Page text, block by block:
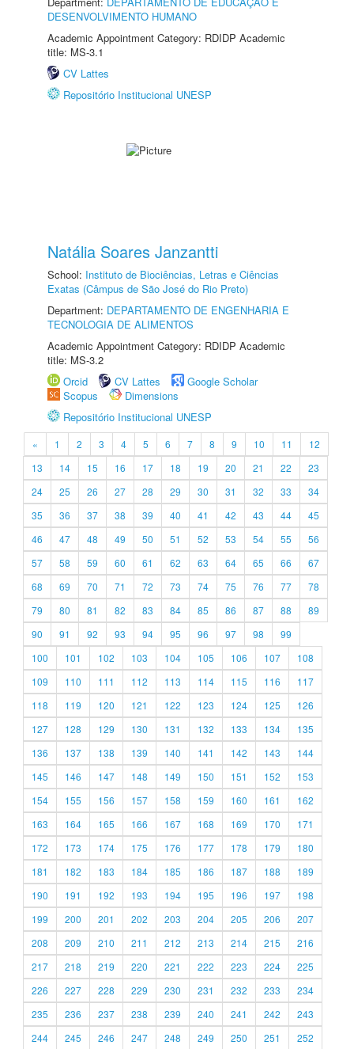
DESENVOLVIMENTO HUMANO
Academic Appointment Category: RDIDP Academic
title: MS-3.1
CV Lattes
Repositório Institucional UNESP
Natália Soares Janzantti
School: Instituto de Biociências, Letras e Ciências
Exatas (Câmpus de São José do Rio Preto)
Department: DEPARTAMENTO DE ENGENHARIA E
TECNOLOGIA DE ALIMENTOS
Academic Appointment Category: RDIDP Academic
title: MS-3.2
Orcid
CV Lattes
Google Scholar
Scopus
Dimensions
Repositório Institucional UNESP
« 1 2 3 4 5 6 7 8 9 10 11
12
13
14 15 16 17 18 19 20 21 22
23
24
25 26 27 28 29 30 31 32 33
34
35
36 37 38 39 40 41 42 43 44
45
46
47 48 49 50 51 52 53 54 55
56
57
58 59 60 61 62 63 64 65 66
67
68
69 70 71 72 73 74 75 76 77
78
79
80 81 82 83 84 85 86 87 88
89
90
91 92 93 94 95 96 97 98
99
100
101 102 103 104 105 106 107
108
109
110 111 112 113 114 115 116
117
118
119 120 121 122 123 124 125
126
127
128 129 130 131 132 133 134
135
136
137 138 139 140 141 142 143
144
145
146 147 148 149 150 151 152
153
154
155 156 157 158 159 160 161
162
163
164 165 166 167 168 169 170
171
172
173 174 175 176 177 178 179
180
181
182 183 184 185 186 187 188
189
190
191 192 193 194 195 196 197
198
199
200 201 202 203 204 205 206
207
208
209 210 211 212 213 214 215
216
217
218 219 220 221 222 223 224
225
226
227 228 229 230 231 232 233
234
235
236 237 238 239 240 241 242
243
244
245 246 247 248 249 250 251 252